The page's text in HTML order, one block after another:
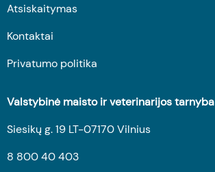
Atsiskaitymas
Kontaktai
Privatumo politika
Valstybinė maisto ir veterinarijos tarnyba
Siesikų g. 19 LT-07170 Vilnius
8 800 40 403